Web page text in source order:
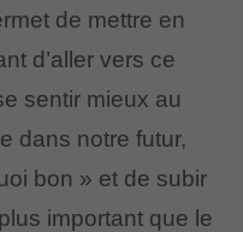
de mettre en
d’aller vers ce
sentir mieux au
dans notre futur,
bon » et de subir
important que le